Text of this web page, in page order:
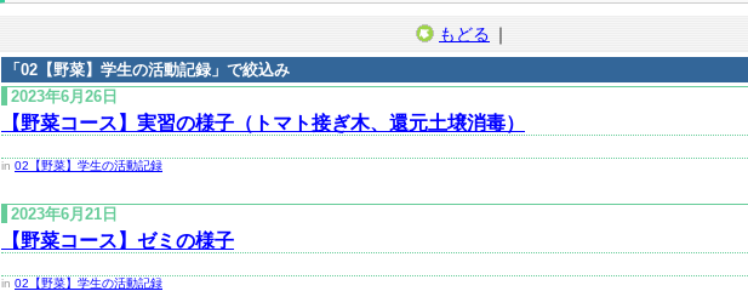
もどる ｜
「 02【野菜】学生の活動記録 」で絞込み
2023年6月26日
【野菜コース】実習の様子（トマト接ぎ木、還元土壌消毒）
in 02【野菜】学生の活動記録
2023年6月21日
【野菜コース】ゼミの様子
in 02【野菜】学生の活動記録